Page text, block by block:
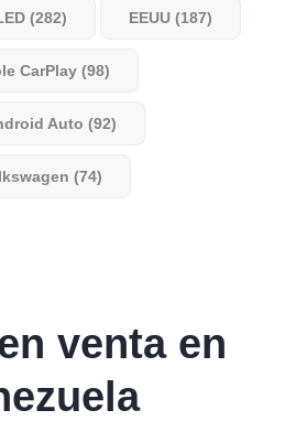
(282) EEUU (187)
CarPlay (98)
Auto (92)
(74)
venta en